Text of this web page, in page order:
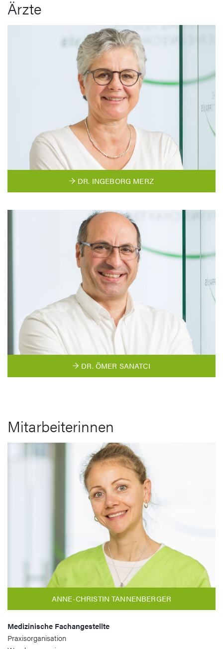
Ärzte
DR. INGEBORG MERZ
DR. ÖMER SANATCI
Mitarbeiterinnen
ANNE-CHRISTIN TANNENBERGER
Medizinische Fachangestellte
Praxisorganisation